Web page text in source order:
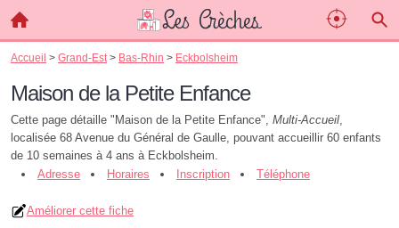
Accueil > Grand-Est > Bas-Rhin > Eckbolsheim
Maison de la Petite Enfance
Cette page détaille "Maison de la Petite Enfance", Multi-Accueil,
localisée 68 Avenue du Général de Gaulle, pouvant accueillir 60 enfants
de 10 semaines à 4 ans à Eckbolsheim.
Adresse
Horaires Inscription Téléphone
Améliorer cette fiche